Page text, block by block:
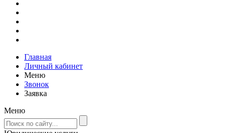
Главная
Личный кабинет
Меню
Звонок
Заявка
Меню